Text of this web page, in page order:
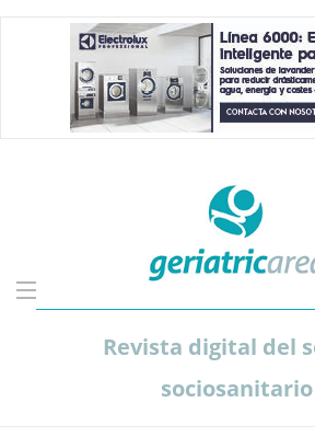
Revista digital del
sociosanitario